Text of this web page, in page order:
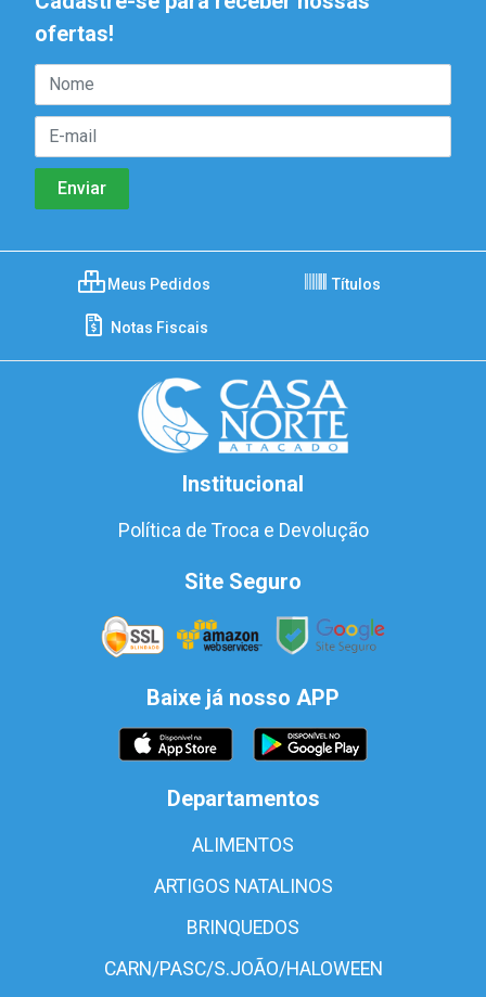
ofertas!
Meus Pedidos Títulos
Notas Fiscais
Institucional
Política de Troca e Devolução
Site Seguro
Baixe já nosso APP
Departamentos
ALIMENTOS
ARTIGOS NATALINOS
BRINQUEDOS
CARN/PASC/S.JOÃO/HALOWEEN